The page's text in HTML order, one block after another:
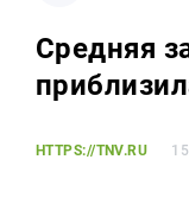
Телепроекты
Телепрограмма
+7 (843) 570−50−00
reception@tnvtv.ru
Средняя
HTTPS://TNV.RU